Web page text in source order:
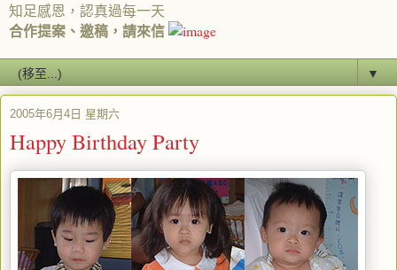
知足感恩，認真過每一天
合作提案、邀稿，請來信
▼
2005年6月4日 星期六
Happy Birthday Party